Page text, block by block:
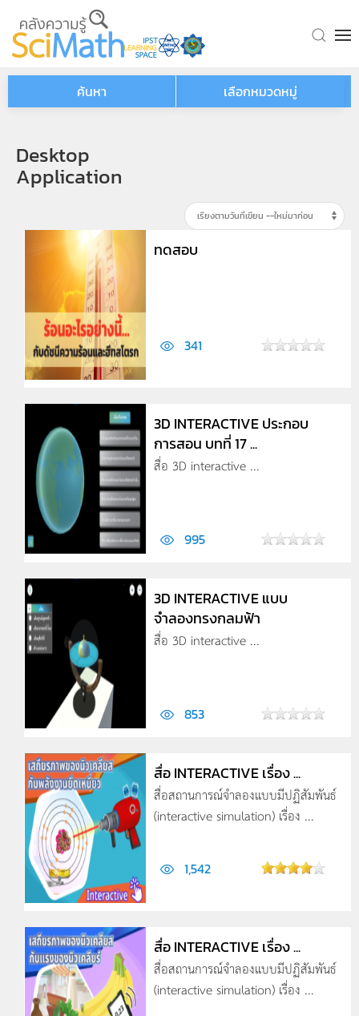
Skip to main content
ค้นหา เลือกหมวดหมู่
Desktop
Application
ทดสอบ
341
3D INTERACTIVE ประกอบ
การสอน บทที่ 17 ...
สื่อ 3D interactive ...
995
3D INTERACTIVE แบบ
จำลองทรงกลมฟ้า
สื่อ 3D interactive ...
853
สื่อ INTERACTIVE เรื่อง ...
สื่อสถานการณ์จำลองแบบมีปฏิสัมพันธ์
(interactive simulation) เรื่อง ...
1,542
สื่อ INTERACTIVE เรื่อง ...
สื่อสถานการณ์จำลองแบบมีปฏิสัมพันธ์
(interactive simulation) เรื่อง ...